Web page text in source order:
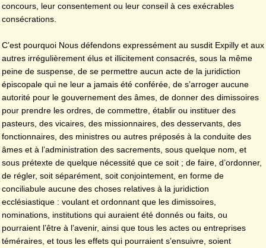
concours, leur consentement ou leur conseil à ces exécrables
consécrations.
C’est pourquoi Nous défendons expressément au susdit Expilly et aux
autres irrégulièrement élus et illicitement consacrés, sous la même
peine de suspense, de se permettre aucun acte de la juridiction
épiscopale qui ne leur a jamais été conférée, de s’arroger aucune
autorité pour le gouvernement des âmes, de donner des dimissoires
pour prendre les ordres, de commettre, établir ou instituer des
pasteurs, des vicaires, des missionnaires, des desservants, des
fonctionnaires, des ministres ou autres préposés à la conduite des
âmes et à l’administration des sacrements, sous quelque nom, et
sous prétexte de quelque nécessité que ce soit ; de faire, d’ordonner,
de régler, soit séparément, soit conjointement, en forme de
conciliabule aucune des choses relatives à la juridiction
ecclésiastique : voulant et ordonnant que les dimissoires,
nominations, institutions qui auraient été donnés ou faits, ou
pourraient l’être à l’avenir, ainsi que tous les actes ou entreprises
téméraires, et tous les effets qui pourraient s’ensuivre, soient